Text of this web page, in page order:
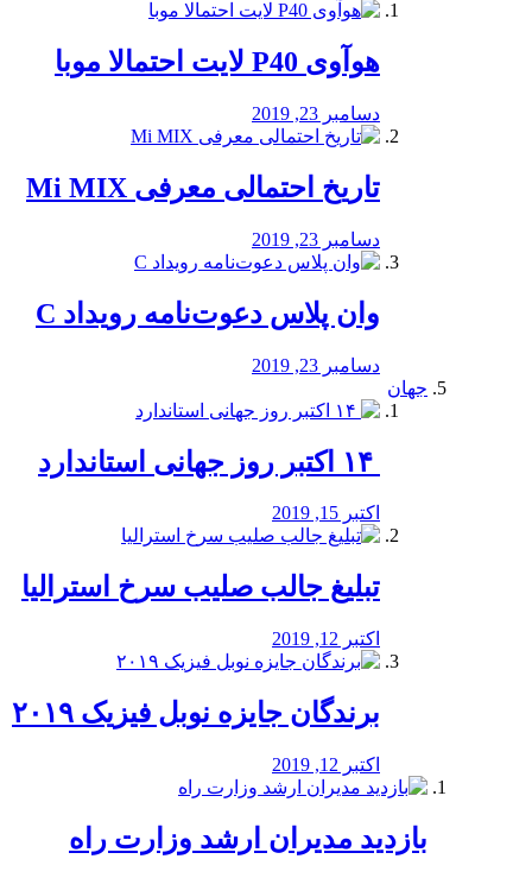
هوآوی P40 لایت احتمالا موبا
دسامبر 23, 2019
تاریخ احتمالی معرفی Mi MIX
دسامبر 23, 2019
وان پلاس دعوت‌نامه رویداد C
دسامبر 23, 2019
جهان
اکتبر 15, 2019
تبلیغ جالب صلیب سرخ استرالیا
اکتبر 12, 2019
برندگان جایزه نوبل فیزیک ۲۰۱۹
اکتبر 12, 2019
بازدید مدیران ارشد وزارت راه